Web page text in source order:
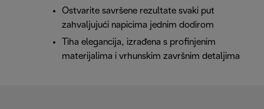
Ostvarite savršene rezultate svaki put
zahvaljujući napicima jednim dodirom
Tiha elegancija, izrađena s profinjenim
materijalima i vrhunskim završnim detaljima